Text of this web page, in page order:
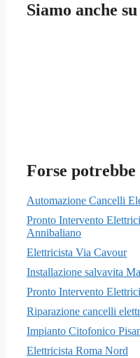
Siamo anche
Forse
Automazione Cancelli
Pronto Intervento
Annibaliano
Elettricista Via Cavour
Installazione salvavita
Pronto Intervento
Riparazione cancelli
Impianto Citofonico
Elettricista Roma Nord